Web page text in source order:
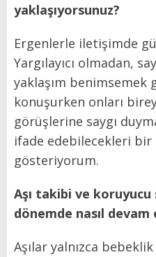
yaklaşıyorsunuz?
Ergenlerle iletişimde
Yargılayıcı olmadan,
yaklaşım benimsemek
konuşurken onları
görüşlerine saygı
ifade edebilecekleri
gösteriyorum.
Aşı takibi ve
dönemde nasıl devam
Aşılar yalnızca